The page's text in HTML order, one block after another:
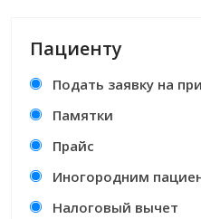
Пациенту
Подать заявку на
Памятки
Прайс
Иногородним
Налоговый вычет